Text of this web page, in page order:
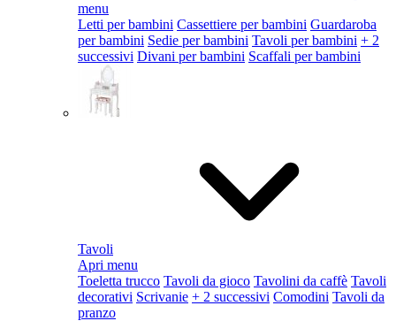
menu
Letti per bambini Cassettiere per bambini Guardaroba
per bambini Sedie per bambini Tavoli per bambini + 2
successivi Divani per bambini Scaffali per bambini
Tavoli
Apri menu
Toeletta trucco Tavoli da gioco Tavolini da caffè Tavoli
decorativi Scrivanie + 2 successivi Comodini Tavoli da
pranzo